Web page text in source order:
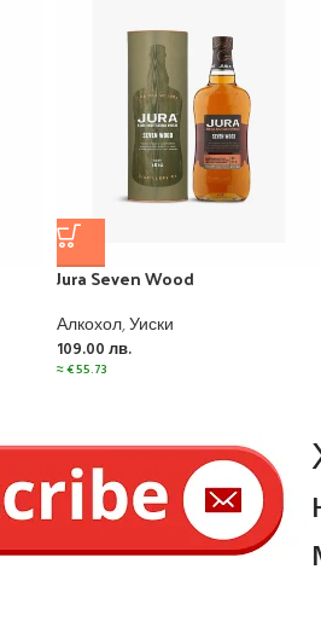
Jura Seven Wood
Алкохол,Уиски
109.00 лв.
≈€55.73